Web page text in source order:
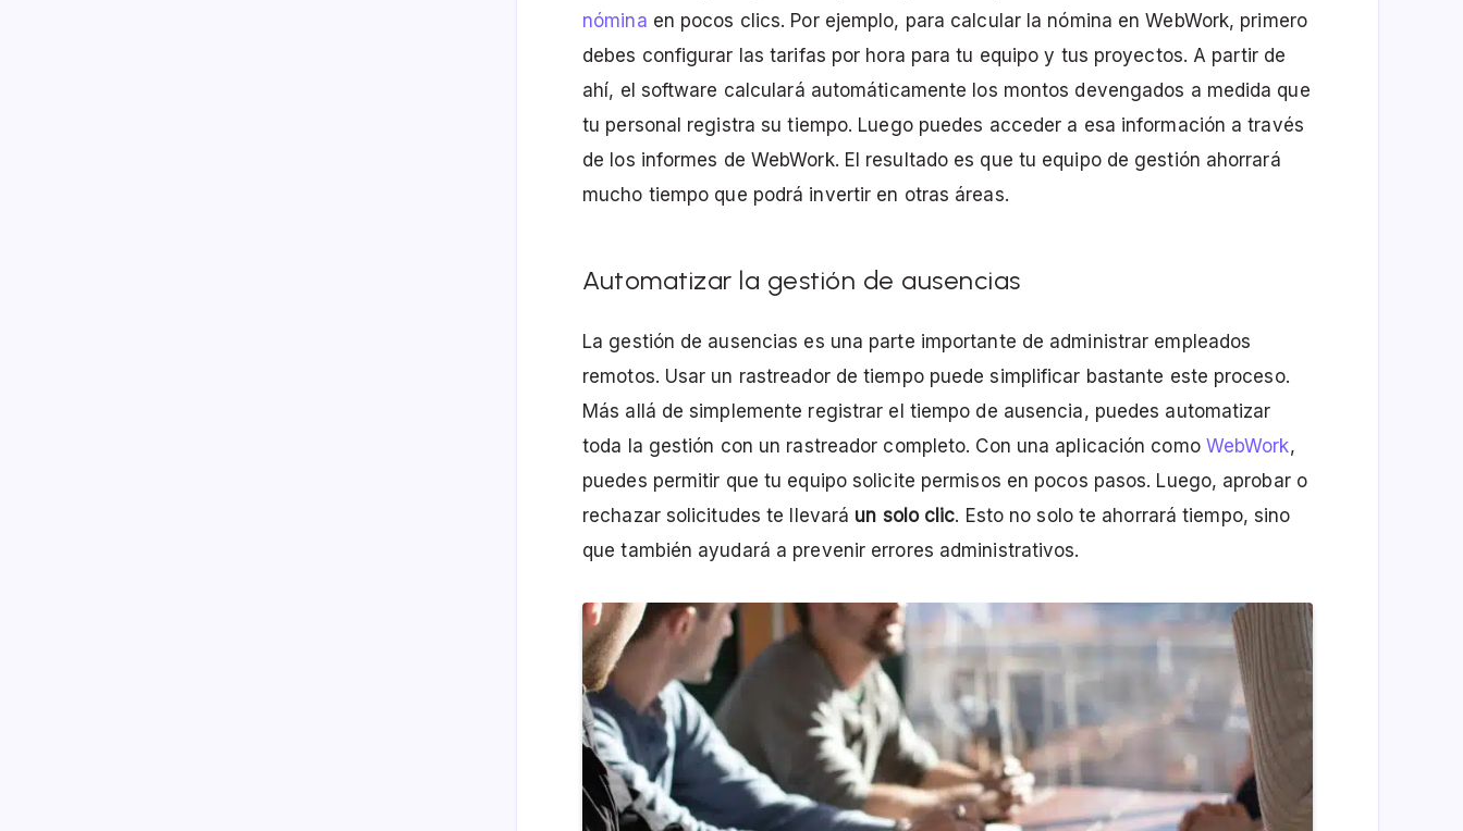
nómina en pocos clics. Por ejemplo, para calcular la nómina en WebWork, primero
debes configurar las tarifas por hora para tu equipo y tus proyectos. A partir de
ahí, el software calculará automáticamente los montos devengados a medida que
tu personal registra su tiempo. Luego puedes acceder a esa información a través
de los informes de WebWork. El resultado es que tu equipo de gestión ahorrará
mucho tiempo que podrá invertir en otras áreas.
Automatizar la gestión de ausencias
La gestión de ausencias es una parte importante de administrar empleados
remotos. Usar un rastreador de tiempo puede simplificar bastante este proceso.
Más allá de simplemente registrar el tiempo de ausencia, puedes automatizar
toda la gestión con un rastreador completo. Con una aplicación como WebWork,
puedes permitir que tu equipo solicite permisos en pocos pasos. Luego, aprobar o
rechazar solicitudes te llevará un solo clic. Esto no solo te ahorrará tiempo, sino
que también ayudará a prevenir errores administrativos.